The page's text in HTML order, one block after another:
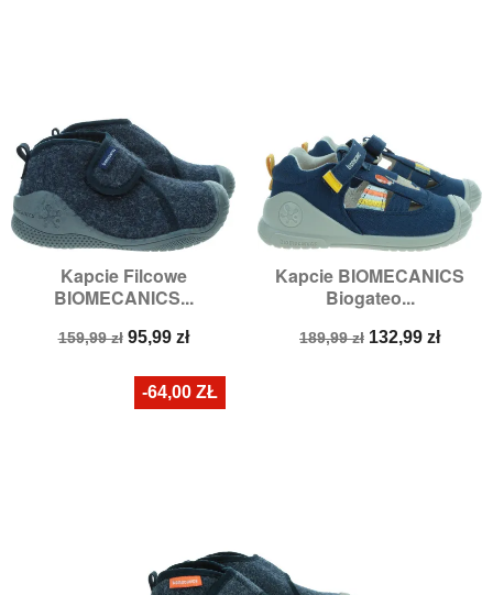
Kapcie Filcowe
BIOMECANICS...
Cena
159,99 zł Cena
95,99 zł
Kapcie BIOMECANICS
Biogateo...
Cena
189,99 zł Cena
132,99 zł
-64,00 ZŁ